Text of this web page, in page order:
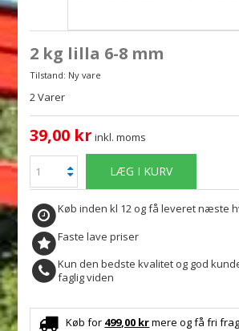
2 kg lilla 6-8 mm
Tilstand: Ny vare
2Varer
39,00 kr inkl. moms
LÆG I KURV
Køb inden kl 12 og få leveret næste
Faste lave priser
Kun den bedste kvalitet og god
faglig viden
Køb for 499,00 krmere og få fri